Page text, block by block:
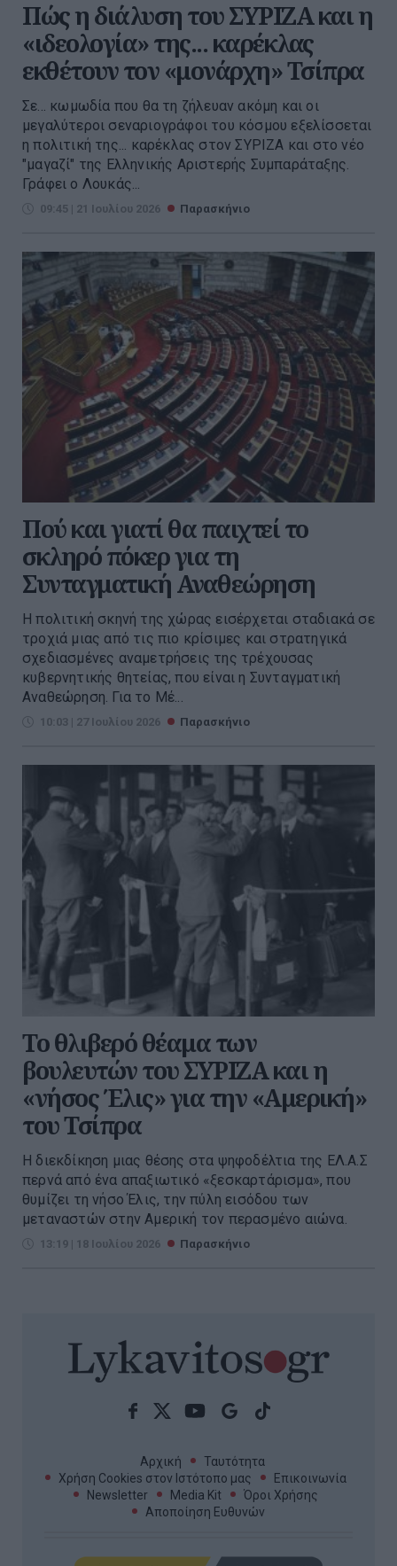
Πώς η διάλυση του ΣΥΡΙΖΑ και η
«ιδεολογία» της... καρέκλας
εκθέτουν τον «μονάρχη» Τσίπρα
Σε... κωμωδία που θα τη ζήλευαν ακόμη και οι
μεγαλύτεροι σεναριογράφοι του κόσμου εξελίσσεται
η πολιτική της... καρέκλας στον ΣΥΡΙΖΑ και στο νέο
"μαγαζί" της Ελληνικής Αριστερής Συμπαράταξης.
Γράφει ο Λουκάς...
09:45 | 21 Ιουλίου 2026 Παρασκήνιο
Πού και γιατί θα παιχτεί το
σκληρό πόκερ για τη
Συνταγματική Αναθεώρηση
Η πολιτική σκηνή της χώρας εισέρχεται σταδιακά σε
τροχιά μιας από τις πιο κρίσιμες και στρατηγικά
σχεδιασμένες αναμετρήσεις της τρέχουσας
κυβερνητικής θητείας, που είναι η Συνταγματική
Αναθεώρηση. Για το Μέ...
10:03 | 27 Ιουλίου 2026 Παρασκήνιο
Το θλιβερό θέαμα των
βουλευτών του ΣΥΡΙΖΑ και η
«νήσος Έλις» για την «Αμερική»
του Τσίπρα
Η διεκδίκηση μιας θέσης στα ψηφοδέλτια της ΕΛ.Α.Σ
περνά από ένα απαξιωτικό «ξεσκαρτάρισμα», που
θυμίζει τη νήσο Έλις, την πύλη εισόδου των
μεταναστών στην Αμερική τον περασμένο αιώνα.
13:19 | 18 Ιουλίου 2026 Παρασκήνιο
Αρχική
Ταυτότητα
Χρήση Cookies στον Ιστότοπο μας
Επικοινωνία
Newsletter
Media Kit
Όροι Χρήσης
Αποποίηση Ευθυνών